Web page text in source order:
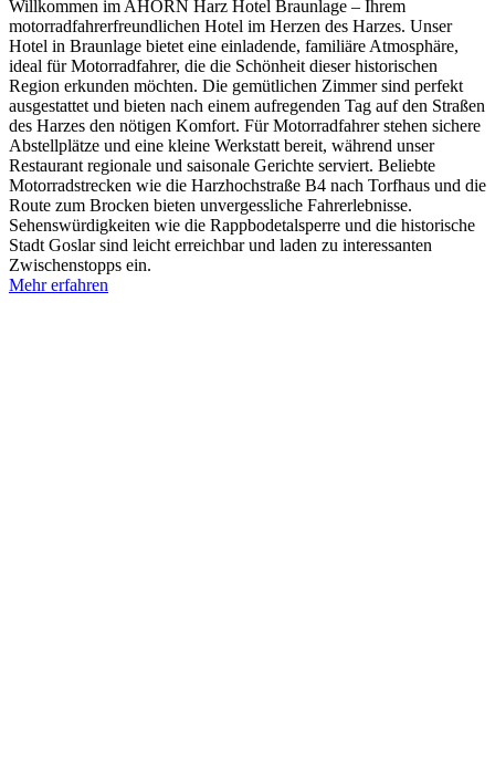
Willkommen im AHORN Harz Hotel Braunlage – Ihrem
motorradfahrerfreundlichen Hotel im Herzen des Harzes. Unser
Hotel in Braunlage bietet eine einladende, familiäre Atmosphäre,
ideal für Motorradfahrer, die die Schönheit dieser historischen
Region erkunden möchten. Die gemütlichen Zimmer sind perfekt
ausgestattet und bieten nach einem aufregenden Tag auf den Straßen
des Harzes den nötigen Komfort. Für Motorradfahrer stehen sichere
Abstellplätze und eine kleine Werkstatt bereit, während unser
Restaurant regionale und saisonale Gerichte serviert. Beliebte
Motorradstrecken wie die Harzhochstraße B4 nach Torfhaus und die
Route zum Brocken bieten unvergessliche Fahrerlebnisse.
Sehenswürdigkeiten wie die Rappbodetalsperre und die historische
Stadt Goslar sind leicht erreichbar und laden zu interessanten
Zwischenstopps ein.
Mehr erfahren